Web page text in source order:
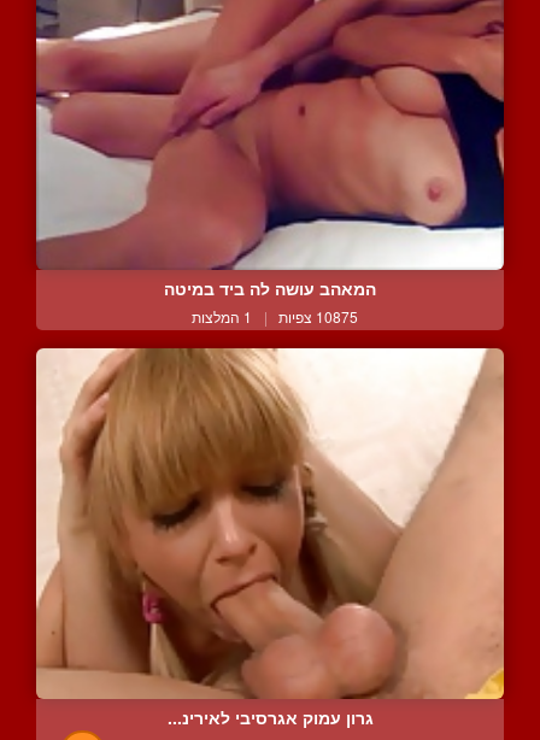
המאהב עושה לה ביד במיטה
10875 צפיות | 1 המלצות
גרון עמוק אגרסיבי לאירינ...